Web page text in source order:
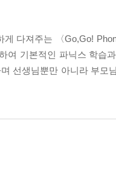
다져주는 〈Go,Go!
여 기본적인 파닉스 학습
선생님뿐만 아니라 부